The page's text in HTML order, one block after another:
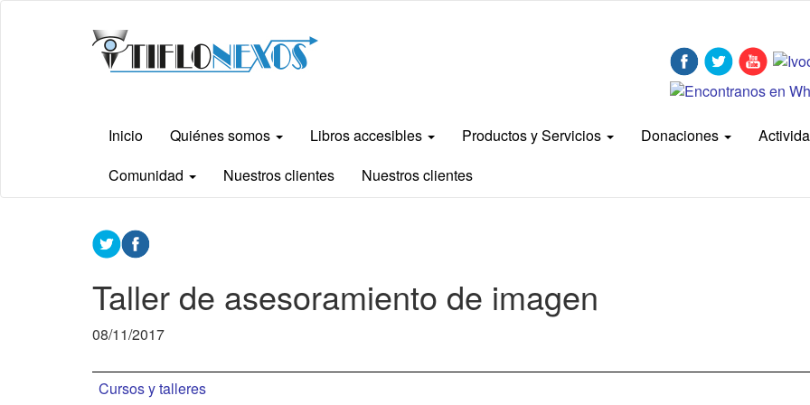
Inicio Quiénes somos Libros accesibles Productos y Servicios Donaciones
Comunidad
Nuestros clientes Nuestros clientes
Contenido
principal
Taller de asesoramiento de imagen
08/11/2017
Cursos y talleres